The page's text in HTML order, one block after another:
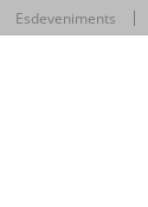
Esdeveniments